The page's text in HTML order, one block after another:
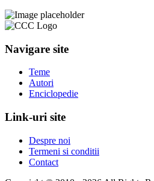
Navigare site
Teme
Autori
Enciclopedie
Link-uri site
Despre noi
Termeni si conditii
Contact